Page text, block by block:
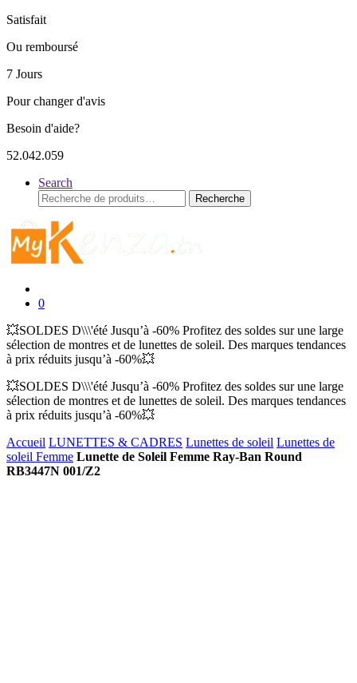
Satisfait
Ou remboursé
7 Jours
Pour changer d'avis
Besoin d'aide?
52.042.059
Search
Recherche
pour :
Recherche
0
💥SOLDES D\\\'été Jusqu’à -60% Profitez des soldes sur une large
sélection de montres et de lunettes de soleil. Des marques tendances
à prix réduits jusqu’à -60%💥
💥SOLDES D\\\'été Jusqu’à -60% Profitez des soldes sur une large
sélection de montres et de lunettes de soleil. Des marques tendances
à prix réduits jusqu’à -60%💥
Accueil LUNETTES & CADRES Lunettes de soleil Lunettes de
soleil Femme Lunette de Soleil Femme Ray-Ban Round
RB3447N 001/Z2